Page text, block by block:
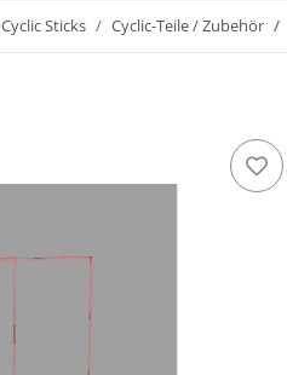
Cyclic Sticks Cyclic-Teile / Zubehör